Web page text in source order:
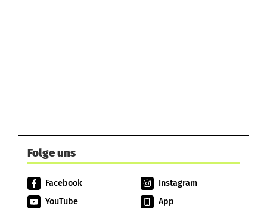
Folge uns
Facebook
Instagram
YouTube
App